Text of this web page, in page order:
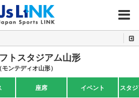
MENU
トスタジアム山形
（モンテディオ山形）
座席 イベント スタ